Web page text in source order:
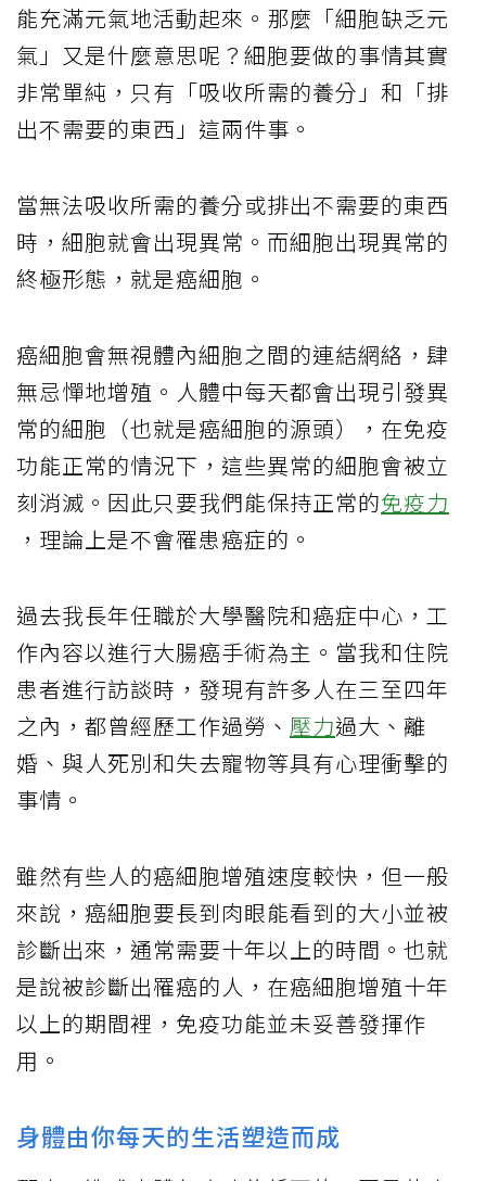
能充滿元氣地活動起來。那麼「細胞缺乏元
氣」又是什麼意思呢？細胞要做的事情其實
非常單純，只有「吸收所需的養分」和「排
出不需要的東西」這兩件事。
當無法吸收所需的養分或排出不需要的東西
時，細胞就會出現異常。而細胞出現異常的
終極形態，就是癌細胞。
癌細胞會無視體內細胞之間的連結網絡，肆
無忌憚地增殖。人體中每天都會出現引發異
常的細胞（也就是癌細胞的源頭），在免疫
功能正常的情況下，這些異常的細胞會被立
刻消滅。因此只要我們能保持正常的免疫力
，理論上是不會罹患癌症的。
過去我長年任職於大學醫院和癌症中心，工
作內容以進行大腸癌手術為主。當我和住院
患者進行訪談時，發現有許多人在三至四年
之內，都曾經歷工作過勞、 壓力過大、離
婚、與人死別和失去寵物等具有心理衝擊的
事情。
雖然有些人的癌細胞增殖速度較快，但一般
來說，癌細胞要長到肉眼能看到的大小並被
診斷出來，通常需要十年以上的時間。也就
是說被診斷出罹癌的人，在癌細胞增殖十年
以上的期間裡，免疫功能並未妥善發揮作
用。
身體由你每天的生活塑造而成